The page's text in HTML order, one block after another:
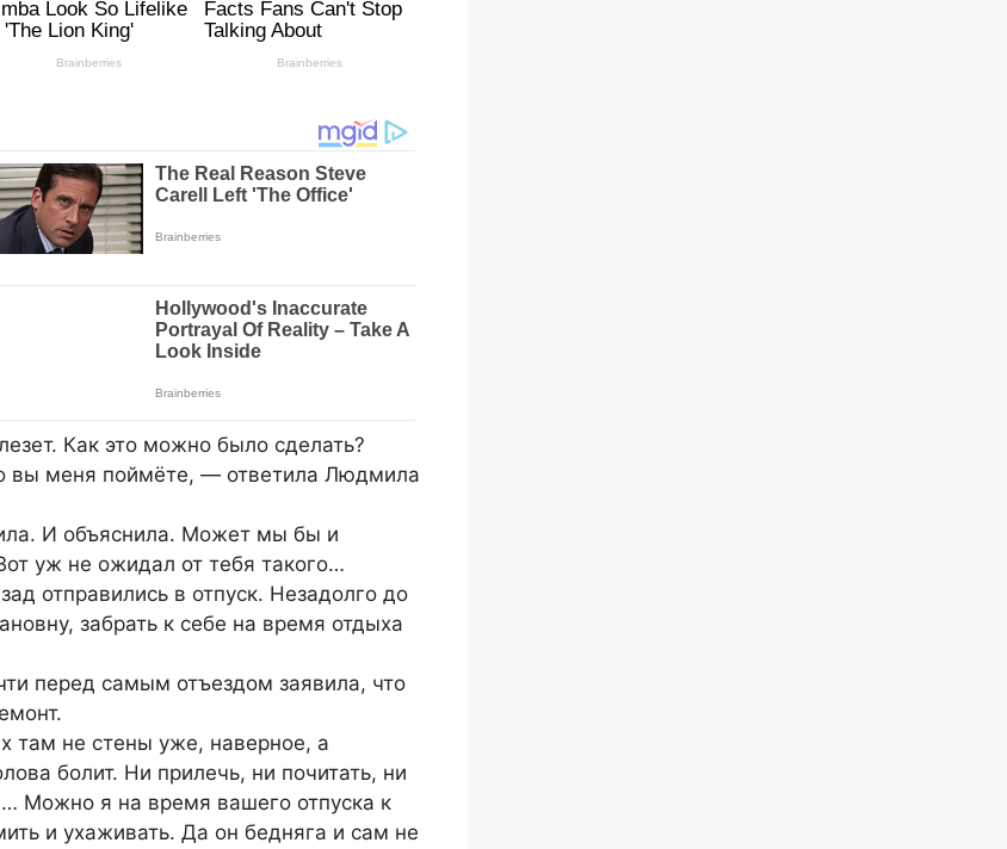
Как это можно было сделать?
меня поймёте, — ответила Людмила
И объяснила. Может мы бы и
уж не ожидал от тебя такого…
отправились в отпуск. Незадолго до
забрать к себе на время отдыха
перед самым отъездом заявила, что
там не стены уже, наверное, а
болит. Ни прилечь, ни почитать, ни
Можно я на время вашего отпуска к
и ухаживать. Да он бедняга и сам не